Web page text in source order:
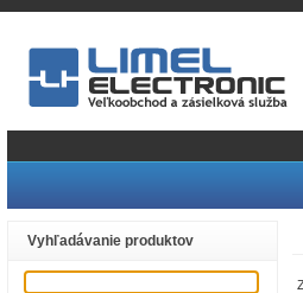
Vyhľadávanie produktov